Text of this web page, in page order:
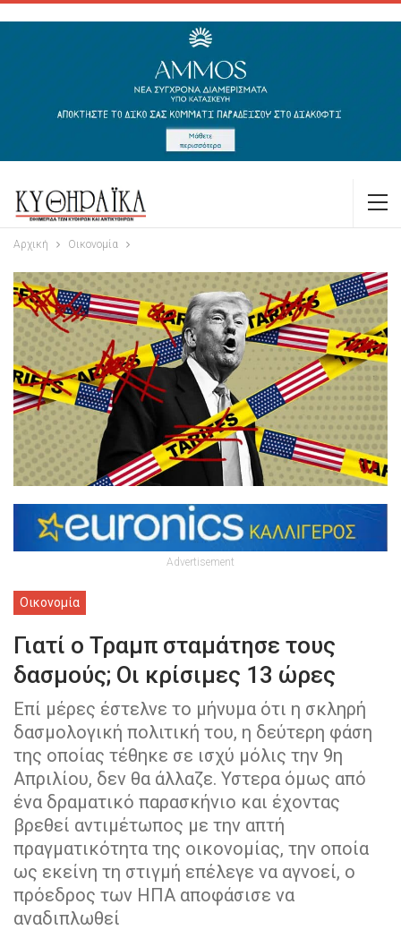
Αρχική Οικονομία
Advertisement
Οικονομία
Γιατί ο Τραμπ σταμάτησε τους
δασμούς; Oι κρίσιμες 13 ώρες
Επί μέρες έστελνε το μήνυμα ότι η σκληρή
δασμολογική πολιτική του, η δεύτερη φάση
της οποίας τέθηκε σε ισχύ μόλις την 9η
Απριλίου, δεν θα άλλαζε. Υστερα όμως από
ένα δραματικό παρασκήνιο και έχοντας
βρεθεί αντιμέτωπος με την απτή
πραγματικότητα της οικονομίας, την οποία
ως εκείνη τη στιγμή επέλεγε να αγνοεί, ο
πρόεδρος των ΗΠΑ αποφάσισε να
αναδιπλωθεί